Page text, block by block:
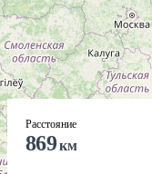
Расстояние
869км